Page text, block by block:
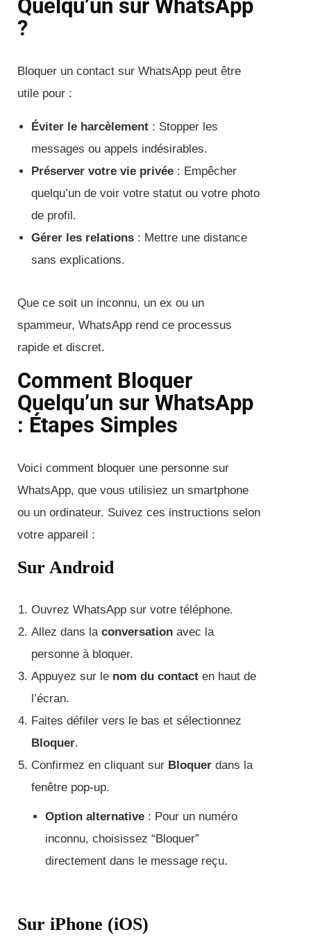
Quelqu’un sur WhatsApp
?
Bloquer un contact sur WhatsApp peut être
utile pour :
Éviter le harcèlement : Stopper les
messages ou appels indésirables.
Préserver votre vie privée : Empêcher
quelqu’un de voir votre statut ou votre photo
de profil.
Gérer les relations : Mettre une distance
sans explications.
Que ce soit un inconnu, un ex ou un
spammeur, WhatsApp rend ce processus
rapide et discret.
Comment Bloquer
Quelqu’un sur WhatsApp
: Étapes Simples
Voici comment bloquer une personne sur
WhatsApp, que vous utilisiez un smartphone
ou un ordinateur. Suivez ces instructions selon
votre appareil :
Sur Android
Ouvrez WhatsApp sur votre téléphone.
Allez dans la conversation avec la
personne à bloquer.
Appuyez sur le nom du contact en haut de
l’écran.
Faites défiler vers le bas et sélectionnez
Bloquer.
Confirmez en cliquant sur Bloquer dans la
fenêtre pop-up.
Option alternative : Pour un numéro
inconnu, choisissez “Bloquer”
directement dans le message reçu.
Sur iPhone (iOS)